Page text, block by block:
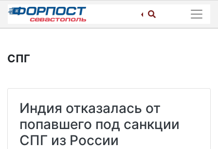
Skip
content
СПГ
Индия отказалась от
попавшего под санкции
СПГ из России